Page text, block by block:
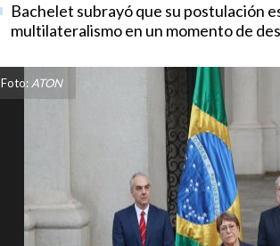
Bachelet subrayó que su postulación
multilateralismo en un momento de
Foto: ATON